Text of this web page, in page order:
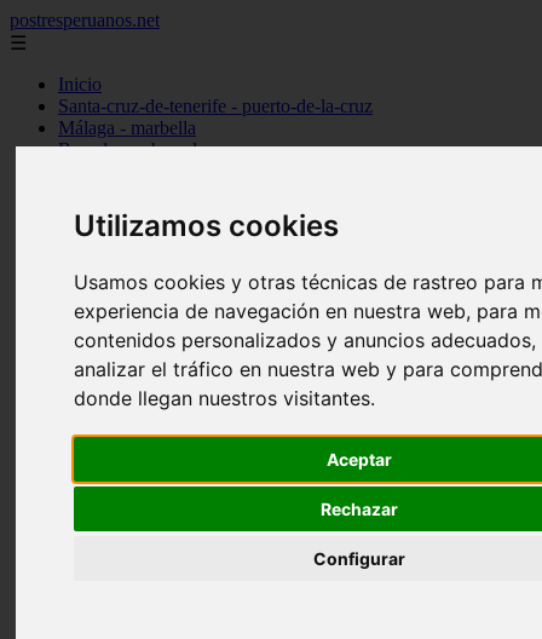
Utilizamos cookies
Usamos cookies y otras técnicas de rastreo para
experiencia de navegación en nuestra web, para
contenidos personalizados y anuncios adecuados,
analizar el tráfico en nuestra web y para
donde llegan nuestros visitantes.
Aceptar
Rechazar
Configurar
postresperuanos.net
☰
Inicio
Santa-cruz-de-tenerife - puerto-de-la-cruz
Málaga - marbella
Barcelona - barcelona
Barcelona - l39hospitalet-de-llobregat
Madrid - torrejón-de-ardoz
Alicante - dénia
Madrid - pozuelo-de-alarcón
Valencia - valencia
Barcelona - granollers
Girona - girona
Illes-balears - palma-de-mallorca
Las-palmas - arrecife
Madrid - majadahonda
Guadalajara - guadalajara